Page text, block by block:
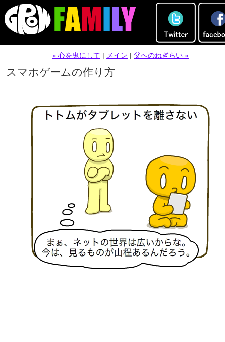
« 心を鬼にして | メイン | 父へのねぎらい »
スマホゲームの作り方